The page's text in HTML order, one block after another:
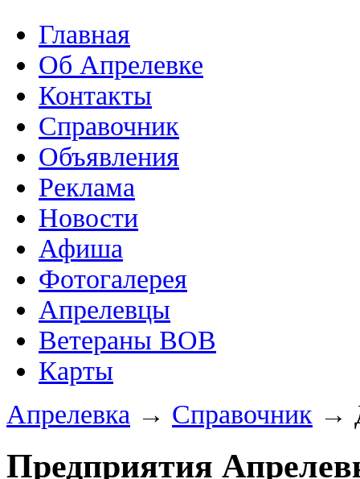
Главная
Об Апрелевке
Контакты
Справочник
Объявления
Реклама
Новости
Афиша
Фотогалерея
Апрелевцы
Ветераны ВОВ
Карты
Апрелевка → Справочник →
Предприятия